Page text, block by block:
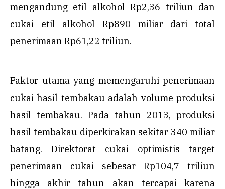
mengandung etil alkohol Rp2,36 triliun dan
cukai etil alkohol Rp890 miliar dari total
penerimaan Rp61,22 triliun.
Faktor utama yang memengaruhi penerimaan
cukai hasil tembakau adalah volume produksi
hasil tembakau. Pada tahun 2013, produksi
hasil tembakau diperkirakan sekitar 340 miliar
batang. Direktorat cukai optimistis target
penerimaan cukai sebesar Rp104,7 triliun
hingga akhir tahun akan tercapai karena